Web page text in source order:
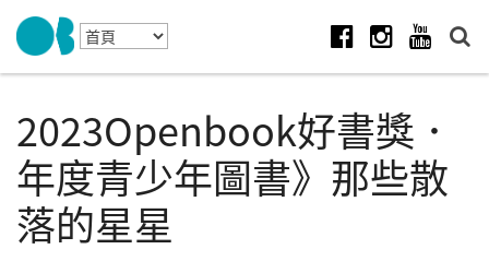
Skip to navigation
移至主內容
2023Openbook好書獎．
年度青少年圖書》那些散
落的星星